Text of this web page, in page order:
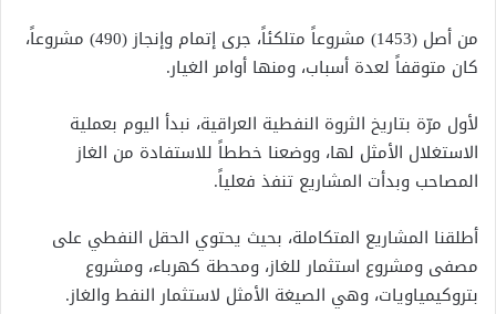
من أصل (1453) مشروعاً متلكئاً، جرى إتمام وإنجاز (490) مشروعاً،
كان متوقفاً لعدة أسباب، ومنها أوامر الغيار.
لأول مرّة بتاريخ الثروة النفطية العراقية، نبدأ اليوم بعملية
الاستغلال الأمثل لها، ووضعنا خططاً للاستفادة من الغاز
المصاحب وبدأت المشاريع تنفذ فعلياً.
أطلقنا المشاريع المتكاملة، بحيث يحتوي الحقل النفطي على
مصفى ومشروع استثمار للغاز، ومحطة كهرباء، ومشروع
بتروكيمياويات، وهي الصيغة الأمثل لاستثمار النفط والغاز.